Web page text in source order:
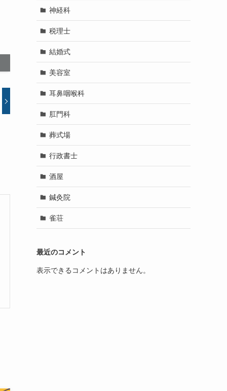
神経科
税理士
結婚式
美容室
耳鼻咽喉科
肛門科
葬式場
行政書士
酒屋
鍼灸院
雀荘
最近のコメント
表示できるコメントはありません。